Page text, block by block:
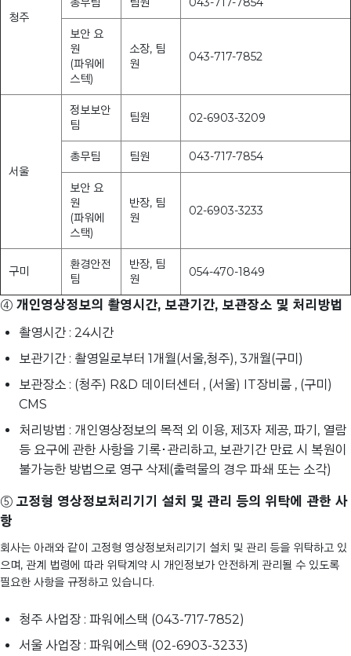
청주
보안 요
원
(파워에
스텍)
소장, 팀
원
043-717-7852
서울
정보보안
팀
팀원 02-6903-3209
총무팀 팀원 043-717-7854
보안 요
원
(파워에
스택)
반장, 팀
원
02-6903-3233
구미
환경안전
팀
반장, 팀
원
054-470-1849
④ 개인영상정보의 촬영시간, 보관기간, 보관장소 및 처리방법
촬영시간 : 24시간
보관기간 : 촬영일로부터 1개월(서울,청주), 3개월(구미)
보관장소 : (청주) R&D 데이터센터 , (서울) IT장비룸 , (구미)
CMS
처리방법 : 개인영상정보의 목적 외 이용, 제3자 제공, 파기, 열람
등 요구에 관한 사항을 기록･관리하고, 보관기간 만료 시 복원이
불가능한 방법으로 영구 삭제(출력물의 경우 파쇄 또는 소각)
⑤ 고정형 영상정보처리기기 설치 및 관리 등의 위탁에 관한 사
항
회사는 아래와 같이 고정형 영상정보처리기기 설치 및 관리 등을 위탁하고 있
으며, 관계 법령에 따라 위탁계약 시 개인정보가 안전하게 관리될 수 있도록
필요한 사항을 규정하고 있습니다.
청주 사업장 : 파워에스택 (043-717-7852)
서울 사업장 : 파워에스택 (02-6903-3233)